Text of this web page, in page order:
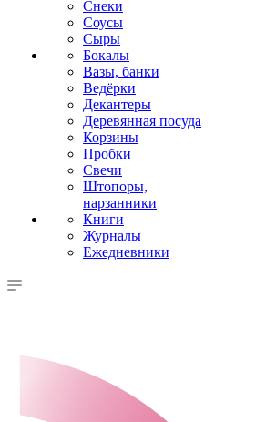
Снеки
Соусы
Сыры
Бокалы
Вазы, банки
Ведёрки
Декантеры
Деревянная посуда
Корзины
Пробки
Свечи
Штопоры,
нарзанники
Книги
Журналы
Ежедневники